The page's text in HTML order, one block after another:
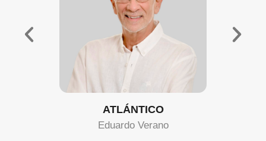
ATLÁNTICO
Eduardo Verano